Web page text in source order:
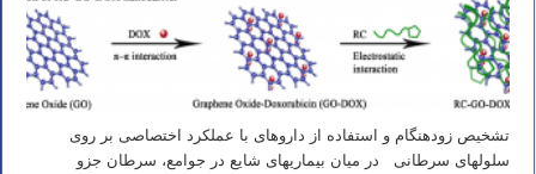
تشخیص زودهنگام و استفاده از داروهای با عملکرد اختصاصی بر روی
سلولهای سرطانی در میان بیماریهای شایع در جوامع، سرطان جزو